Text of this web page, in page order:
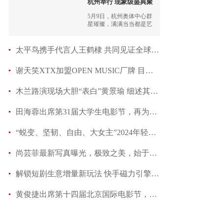
杭州举行 现象级盛典聚
5月9日，杭州奥体中心群
星璀璨，满满当当都是艺
在同一个定位。
太平鸟携手代言人王鹤棣 共同见证全球首家品牌
谢天笑XTX加盟OPEN MUSIC厂牌 目标“出海”
木兰路演现场大胆“表白”黄景瑜 细述其体贴入
田海蓉出席第31届大学生电影节，再为年度男演员开
“蜕变、坚韧、自由、大女主”2024年轻几何·长
尚芸菲最新写真曝光，极致之美，始于初心
解锁短剧生意增量新玩法 快手磁力引擎全方位赋
黄俊捷出席第十四届北京国际电影节，怀揣热爱，见证